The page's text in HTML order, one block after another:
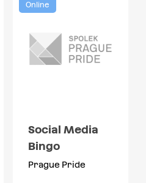
Online
Social Media
Bingo
Prague Pride